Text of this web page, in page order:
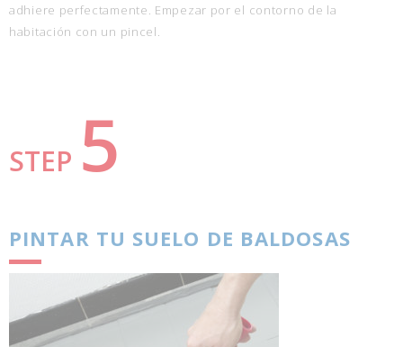
adhiere perfectamente. Empezar por el contorno de la
habitación con un pincel.
STEP 5
PINTAR TU SUELO DE BALDOSAS